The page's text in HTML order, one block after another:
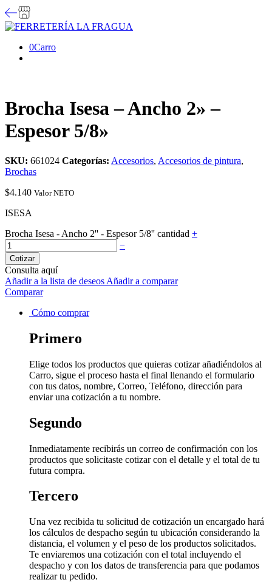
0Carro
Brocha Isesa – Ancho 2» –
Espesor 5/8»
SKU: 661024 Categorías: Accesorios, Accesorios de pintura,
Brochas
$4.140 Valor NETO
ISESA
Brocha Isesa - Ancho 2'' - Espesor 5/8'' cantidad +
−
Cotizar
Consulta aquí
Añadir a la lista de deseos Añadir a comparar
Comparar
Cómo comprar
Primero
Elige todos los productos que quieras cotizar añadiéndolos al
Carro, sigue el proceso hasta el final llenando el formulario
con tus datos, nombre, Correo, Teléfono, dirección para
enviar una cotización a tu nombre.
Segundo
Inmediatamente recibirás un correo de confirmación con los
productos que solicitaste cotizar con el detalle y el total de tu
futura compra.
Tercero
Una vez recibida tu solicitud de cotización un encargado hará
los cálculos de despacho según tu ubicación considerando la
distancia, el volumen y el peso de los productos solicitados.
Te enviaremos una cotización con el total incluyendo el
despacho y con los datos de transferencia para que podamos
realizar tu pedido.